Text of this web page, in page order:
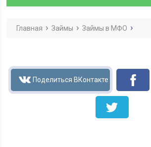
ПЕРВЫЙ ЗАЙМ БЕЗ %
Сумма, руб до 30 000
Ставка в деньот 0 %
до 21 дней
Главная Займы Займы в МФО